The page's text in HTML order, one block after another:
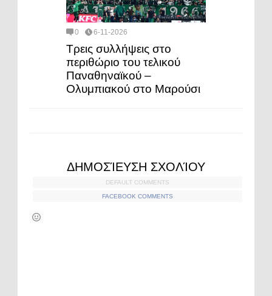
0 6-11-2026
Τρεις συλλήψεις στο
περιθώριο του τελικού
Παναθηναϊκού –
Ολυμπιακού στο Μαρούσι
ΔΗΜΟΣΊΕΥΣΗ ΣΧΟΛΊΟΥ
DEFAULT COMMENTS
FACEBOOK COMMENTS